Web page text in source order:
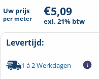
Uw prijs
per meter €5,09
exl. 21% btw
Levertijd:
1 á 2 Werkdagen